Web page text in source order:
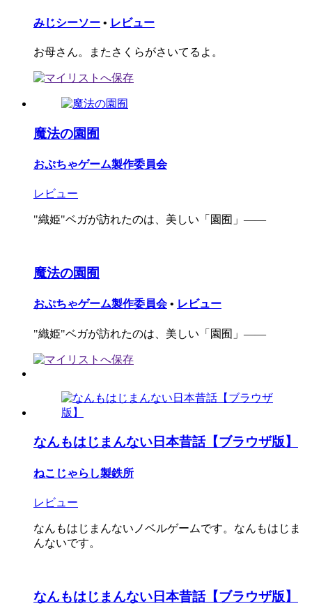
みじシーソー • レビュー
お母さん。またさくらがさいてるよ。
魔法の園囿
おぷちゃゲーム製作委員会
レビュー
"織姫"ベガが訪れたのは、美しい「園囿」――
魔法の園囿
おぷちゃゲーム製作委員会 • レビュー
"織姫"ベガが訪れたのは、美しい「園囿」――
なんもはじまんない日本昔話【ブラウザ版】
ねこじゃらし製鉄所
レビュー
なんもはじまんないノベルゲームです。なんもはじま
んないです。
なんもはじまんない日本昔話【ブラウザ版】